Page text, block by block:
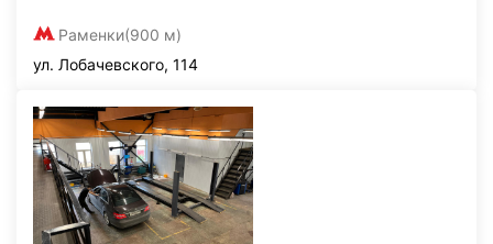
Раменки(900 м)
ул. Лобачевского, 114